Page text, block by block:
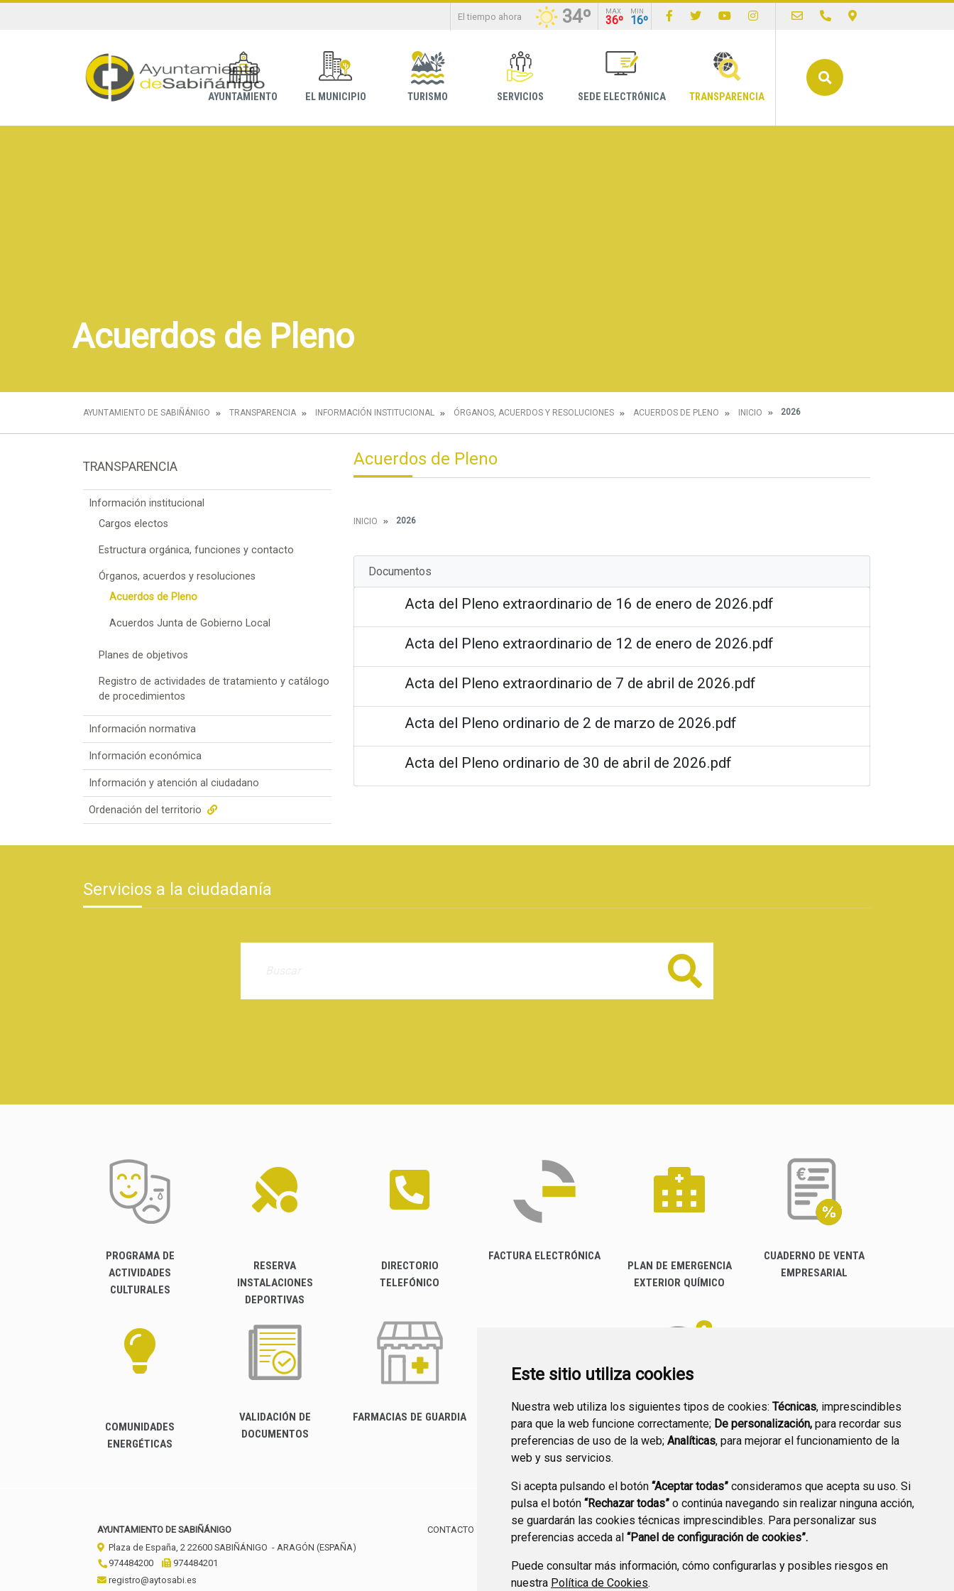
Este sitio utiliza cookies
Nuestra web utiliza los siguientes tipos de cookies: Técnicas, imprescindibles
para que la web funcione correctamente; De personalización, para recordar sus
preferencias de uso de la web; Analíticas, para mejorar el funcionamiento de la
web y sus servicios.
Si acepta pulsando el botón “Aceptar todas” consideramos que acepta su uso. Si
pulsa el botón “Rechazar todas” o continúa navegando sin realizar ninguna acción,
se guardarán las cookies técnicas imprescindibles. Para personalizar sus
preferencias acceda al “Panel de configuración de cookies”.
Puede consultar más información, cómo configurarlas y posibles riesgos en
nuestra Política de Cookies.
El tiempo ahora 34º MAX
36º
MIN
16º
AYUNTAMIENTO EL MUNICIPIO TURISMO SERVICIOS SEDE ELECTRÓNICA TRANSPARENCIA
Acuerdos de Pleno
AYUNTAMIENTO DE SABIÑÁNIGO TRANSPARENCIA INFORMACIÓN INSTITUCIONAL ÓRGANOS, ACUERDOS Y RESOLUCIONES ACUERDOS DE PLENO INICIO 2026
TRANSPARENCIA
Información institucional
Cargos electos
Estructura orgánica, funciones y contacto
Órganos, acuerdos y resoluciones
Acuerdos de Pleno
Acuerdos Junta de Gobierno Local
Planes de objetivos
Registro de actividades de tratamiento y catálogo
de procedimientos
Información normativa
Información económica
Información y atención al ciudadano
Ordenación del territorio
Acuerdos de Pleno
INICIO 2026
Documentos
Acta del Pleno extraordinario de 16 de enero de 2026.pdf
Acta del Pleno extraordinario de 12 de enero de 2026.pdf
Acta del Pleno extraordinario de 7 de abril de 2026.pdf
Acta del Pleno ordinario de 2 de marzo de 2026.pdf
Acta del Pleno ordinario de 30 de abril de 2026.pdf
Servicios a la ciudadanía
Buscar
PROGRAMA DE
ACTIVIDADES
CULTURALES
RESERVA
INSTALACIONES
DEPORTIVAS
DIRECTORIO
TELEFÓNICO
FACTURA ELECTRÓNICA
PLAN DE EMERGENCIA
EXTERIOR QUÍMICO
CUADERNO DE VENTA
EMPRESARIAL
COMUNIDADES
ENERGÉTICAS
VALIDACIÓN DE
DOCUMENTOS
FARMACIAS DE GUARDIA
CANAL YOUTUBE
PREGUNTAS
FRECUENTES
PLAN DE ACCIÓN LOCAL
2030
AYUNTAMIENTO DE SABIÑÁNIGO
Plaza de España, 2 22600 SABIÑÁNIGO - ARAGÓN (ESPAÑA)
974484200
974484201
registro@aytosabi.es
CONTACTO POLÍTICA DE PRIVACIDAD POLÍTICA DE COOKIES